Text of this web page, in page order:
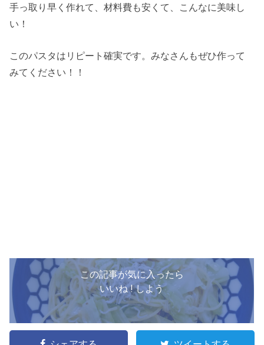
手っ取り早く作れて、材料費も安くて、こんなに美味し
い！
このパスタはリピート確実です。みなさんもぜひ作って
みてください！！
この記事が気に入ったら
いいね ! しよう